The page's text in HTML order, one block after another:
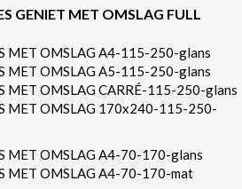
GENIET MET OMSLAG FULL
MET OMSLAG A4-115-250-glans
MET OMSLAG A5-115-250-glans
MET OMSLAG CARRÉ-115-250-glans
MET OMSLAG 170x240-115-250-
MET OMSLAG A4-70-170-glans
MET OMSLAG A4-70-170-mat